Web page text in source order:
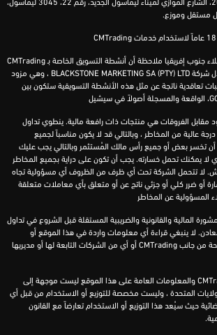
الطابق الثاني، مكتب رقم 202، الشارع الموازي لميناء ليماسول الجديد، رقم 22، 3045 ليماسول،
مستقل وموزع.
إشعار تنظيمي: يجب على عملاء جنوب إفريقيا ملاحظة أن أنشطة التسويق الخاصة بـ CMTrading
تتم في جنوب إفريقيا من خلال شركة BLACKSTONE MARKETING SA (PTY) LTD ، وهي مزود
تعاقدية ناتجة عن مثل هذه الأنشطة التسويقية ستكون بين
مقابل الفروقات هي منتجات ذات رافعة مالية. ينطوي تداول
عالية من المخاطر ، وبالتالي قد لا يكون مناسباً لجميع
أن تخسر بعض أو جميع رأس مالك المُستثمر وبالتالي يجب عليك
لا يمكنك تحمل خسارته. يجب أن تكون على دراية بجميع المخاطر
لا تتحمل الشركة تحت أي ظرف من الظروف أي مسؤولية تجاه
أو ضرر كلي أو جزئي ناتج عن أو متعلق بأي معاملات متعلقة
المسؤولية عن المخاطر
المالية والقانونية والضريبية المستقلة قبل الشروع في تداول
لا ينبغي قراءة أي معلومات واردة في هذا الموقع أو
تفسيرها على أنها تشكل نصيحة من جانب CMTrading أو أي من الشركات التابعة لها أو مديريها
الخدمات المقدمة من CMTrading والمعلومات العامة على هذا الموقع ليست موجهة إلى
المتحدة ، وليست مخصصة للتوزيع أو الاستخدام من قبل أي
حيث سيُعد هذا التوزيع أو الاستخدام تعارضاً مع القانون